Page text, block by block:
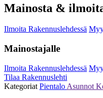
Mainosta &
Ilmoita Rakennuslehdessä
Mainostajalle
Ilmoita Rakennuslehdessä
Tilaa Rakennuslehti
Kategoriat Pientalo Asunnot